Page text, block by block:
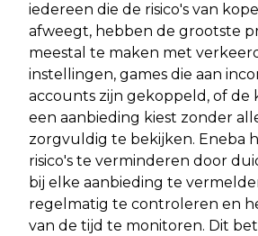
iedereen die de risico's van
afweegt, hebben de grootste
meestal te maken met
instellingen, games die aan
accounts zijn gekoppeld, of de
een aanbieding kiest zonder
zorgvuldig te bekijken. Eneba
risico's te verminderen door
bij elke aanbieding te
regelmatig te controleren en
van de tijd te monitoren. Dit